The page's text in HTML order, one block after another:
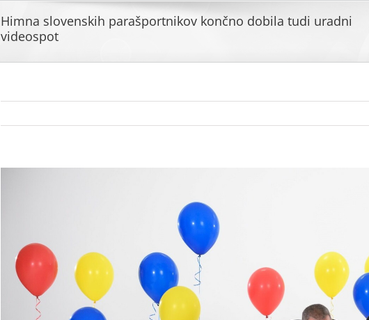
Himna slovenskih parašportnikov končno dobila tudi uradni
videospot